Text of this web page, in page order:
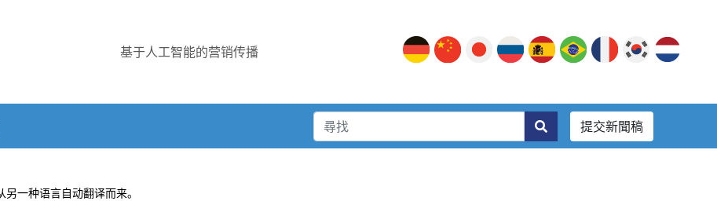
基于人工智能的营销传播
提交新聞稿
一种语言自动翻译而来。